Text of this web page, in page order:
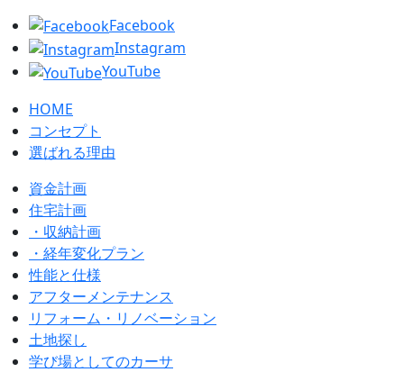
Facebook
Instagram
YouTube
HOME
コンセプト
選ばれる理由
資金計画
住宅計画
・収納計画
・経年変化プラン
性能と仕様
アフターメンテナンス
リフォーム・リノベーション
土地探し
学び場としてのカーサ